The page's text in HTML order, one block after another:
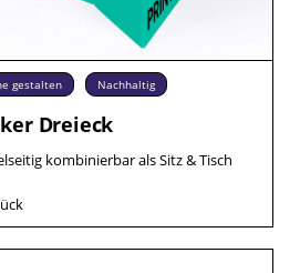
gestalten Nachhaltig
Dreieck
kombinierbar als Sitz & Tisch